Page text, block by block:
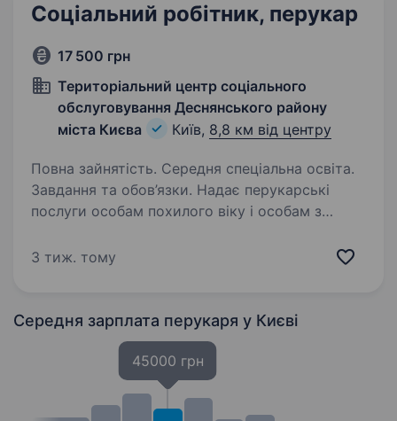
Соціальний робітник, перукар
17 500 грн
Територіальний центр соціального
обслуговування Деснянського району
міста Києва
Київ, 8,8 км від центру
Повна зайнятість. Середня спеціальна освіта.
Завдання та обов’язки. Надає перукарські
послуги особам похилого віку і особам з
у відділенні відповідно до посадових
3 тиж. тому
Середня зарплата перукаря у Києві
45000 грн